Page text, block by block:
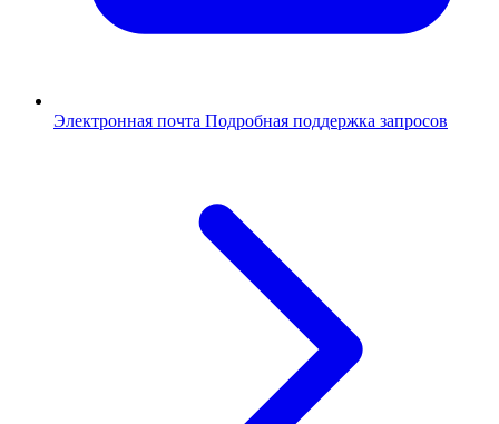
Электронная почта Подробная поддержка запросов